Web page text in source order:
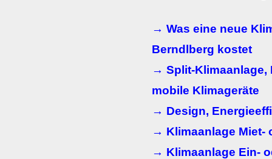
→ Was eine neue
Berndlberg kostet
→ Split-Klimaanlage,
mobile Klimageräte
→ Design,
→ Klimaanlage Miet-
→ Klimaanlage Ein-